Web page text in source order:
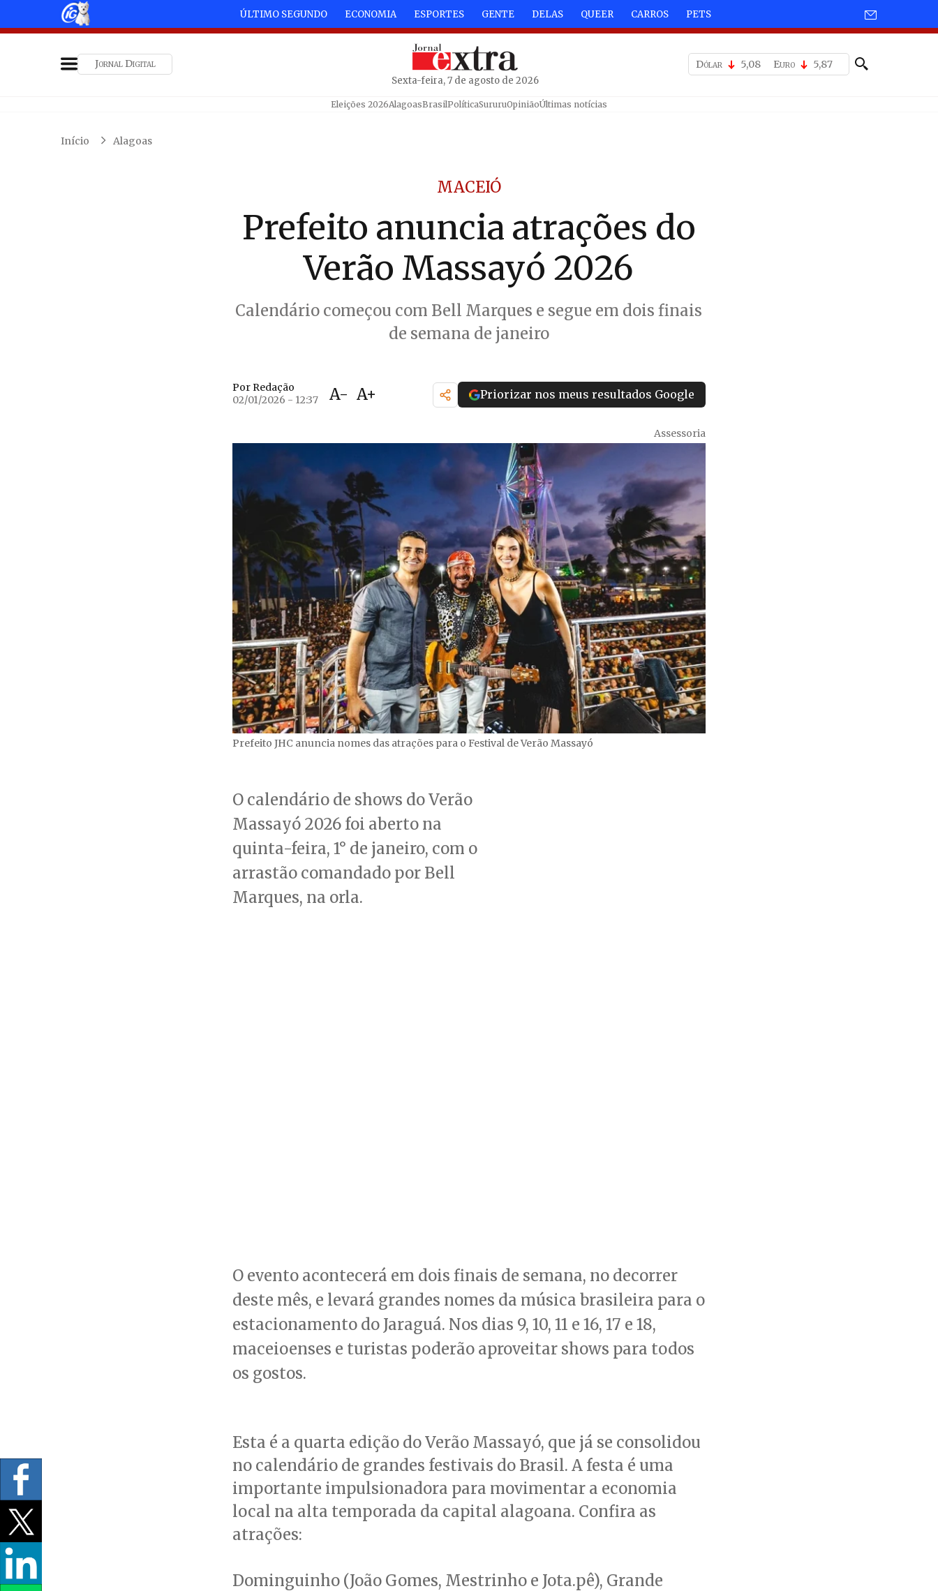
ÚLTIMO SEGUNDO ECONOMIA ESPORTES GENTE DELAS QUEER CARROS PETS
Jornal Digital
Sexta-feira, 7 de agosto de 2026
Dólar 5,08 Euro 5,87
Eleições 2026AlagoasBrasilPolíticaSururuOpiniãoÚltimas notícias
Início Alagoas
MACEIÓ
Prefeito anuncia atrações do
Verão Massayó 2026
Calendário começou com Bell Marques e segue em dois finais
de semana de janeiro
Por Redação
02/01/2026 - 12:37
A- A+ Priorizar nos meus resultados Google
Assessoria
Prefeito JHC anuncia nomes das atrações para o Festival de Verão Massayó
O calendário de shows do Verão
Massayó 2026 foi aberto na
quinta-feira, 1° de janeiro, com o
arrastão comandado por Bell
Marques, na orla.
O evento acontecerá em dois finais de semana, no decorrer
deste mês, e levará grandes nomes da música brasileira para o
estacionamento do Jaraguá. Nos dias 9, 10, 11 e 16, 17 e 18,
maceioenses e turistas poderão aproveitar shows para todos
os gostos.
Esta é a quarta edição do Verão Massayó, que já se consolidou
no calendário de grandes festivais do Brasil. A festa é uma
importante impulsionadora para movimentar a economia
local na alta temporada da capital alagoana. Confira as
atrações:
Dominguinho (João Gomes, Mestrinho e Jota.pê), Grande